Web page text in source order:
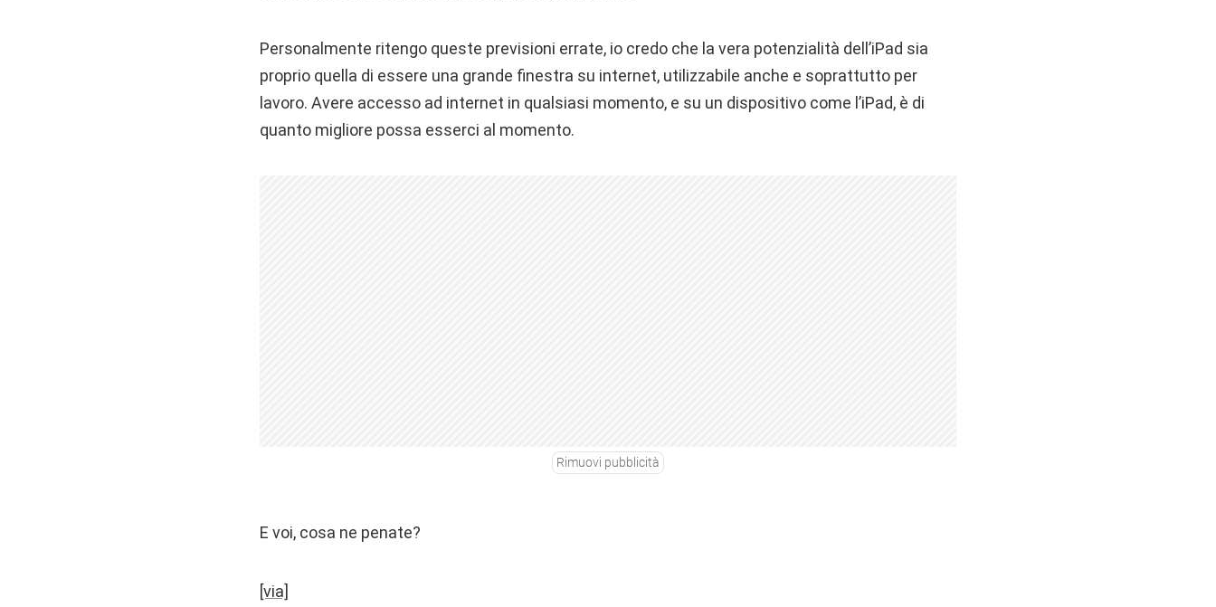
Personalmente ritengo queste previsioni errate, io credo che la vera potenzialità dell’iPad sia
proprio quella di essere una grande finestra su internet, utilizzabile anche e soprattutto per
lavoro. Avere accesso ad internet in qualsiasi momento, e su un dispositivo come l’iPad, è di
quanto migliore possa esserci al momento.
Rimuovi pubblicità
E voi, cosa ne penate?
[via]